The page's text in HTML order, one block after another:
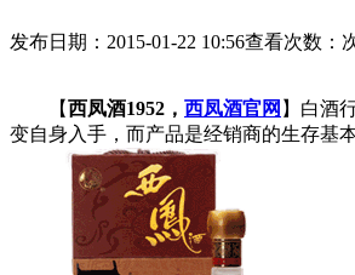
发布日期：2015-01-22 10:56查看次数：
【西凤酒1952， 西凤酒官网 】白酒
变自身入手，而产品是经销商的生存基